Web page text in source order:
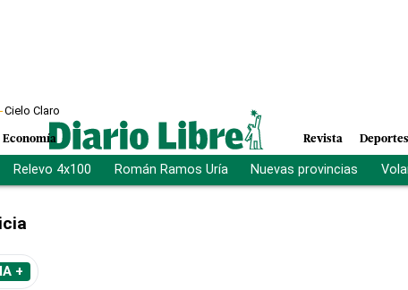
Cielo Claro
Economía Revista Deportes
Relevo 4x100 Román Ramos Uría Nuevas provincias
+